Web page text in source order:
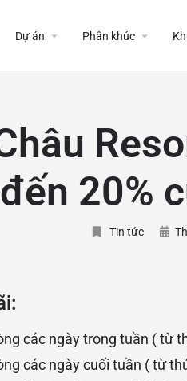
Dự án Phân khúc
đến 20%
Tin tức
các ngày trong tuần ( từ
các ngày cuối tuần ( từ